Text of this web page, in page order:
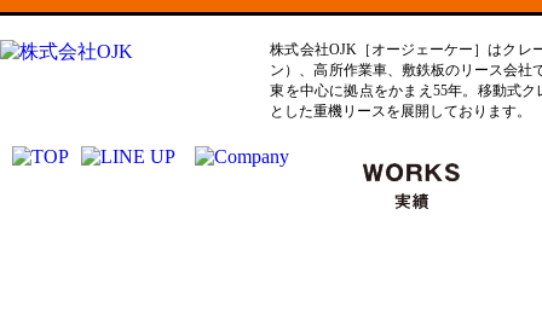
株式会社OJK［オージェーケー］はクレ
ン）、高所作業車、敷鉄板のリース会社
東を中心に拠点をかまえ55年。移動式
とした重機リースを展開しております。